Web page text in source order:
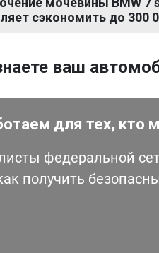
сэкономить до 300
ваш
для тех, кто
федеральной
получить